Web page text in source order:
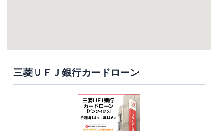
三菱ＵＦＪ銀行カードローン